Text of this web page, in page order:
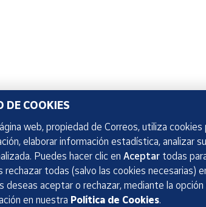
DE COOKIES
web, propiedad de Correos, utiliza
elaborar información estadística, analizar
Puedes hacer clic en Aceptar todas
rechazar todas (salvo las cookies necesarias)
deseas aceptar o rechazar, mediante la opción
en nuestra Política de Cookies.